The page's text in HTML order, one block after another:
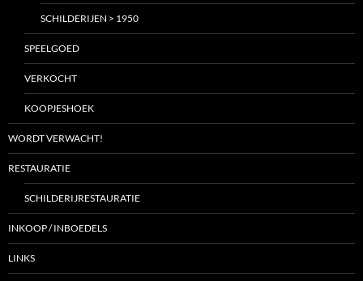
SCHILDERIJEN > 1950
SPEELGOED
VERKOCHT
KOOPJESHOEK
WORDT VERWACHT!
RESTAURATIE
SCHILDERIJRESTAURATIE
INKOOP / INBOEDELS
LINKS